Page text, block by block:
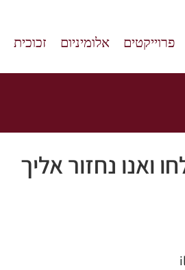
פרוייקטים אלומיניום זכוכית
ואנו נחזור אליך